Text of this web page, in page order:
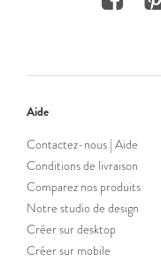
Aide
Contactez-nous | Aide
Conditions de livraison
Comparez nos produits
Notre studio de design
Créer sur desktop
Créer sur mobile